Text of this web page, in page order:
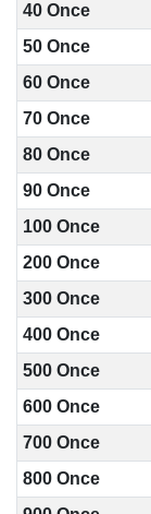
40 Once
50 Once
60 Once
70 Once
80 Once
90 Once
100 Once
200 Once
300 Once
400 Once
500 Once
600 Once
700 Once
800 Once